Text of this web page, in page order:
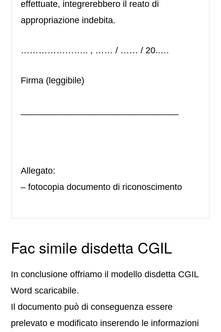
effettuate, integrerebbero il reato di
appropriazione indebita.
………………….. , …… / …… / 20..…
Firma (leggibile)
Allegato:
– fotocopia documento di riconoscimento
Fac simile disdetta CGIL
In conclusione offriamo il modello disdetta CGIL
Word scaricabile.
Il documento può di conseguenza essere
prelevato e modificato inserendo le informazioni